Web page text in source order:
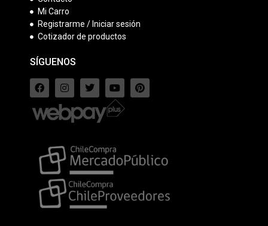
Mi Carro
Registrarme / Iniciar sesión
Cotizador de productos
SÍGUENOS